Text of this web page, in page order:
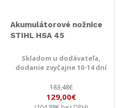
Akumulátorové nožnice
STIHL HSA 45
Skladom u dodávateľa,
dodanie zvyčajne 10-14 dní
183,48€
129,00€